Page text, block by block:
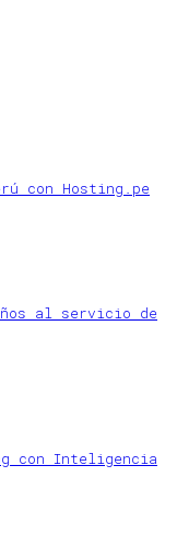
con Hosting.pe
al servicio de
con Inteligencia